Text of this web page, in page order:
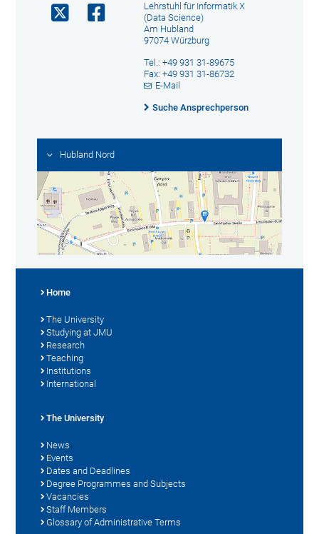
Lehrstuhl für Informatik X
(Data Science)
Am Hubland
97074 Würzburg
Tel.: +49 931 31-89675
Fax: +49 931 31-86732
E-Mail
Suche Ansprechperson
Hubland Nord
Home
The University
Studying at JMU
Research
Teaching
Institutions
International
The University
News
Events
Dates and Deadlines
Degree Programmes and Subjects
Vacancies
Staff Members
Glossary of Administrative Terms